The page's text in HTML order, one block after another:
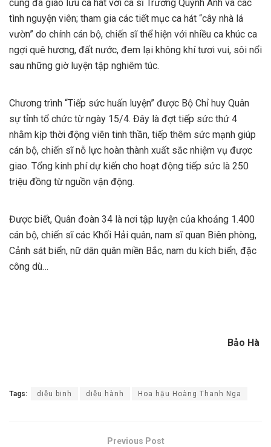
cũng đã giao lưu ca hát với ca sĩ Trương Quỳnh Anh và các
tình nguyện viên; tham gia các tiết mục ca hát “cây nhà lá
vườn” do chính cán bộ, chiến sĩ thể hiện với nhiều ca khúc ca
ngợi quê hương, đất nước, đem lại không khí tươi vui, sôi nổi
sau những giờ luyện tập nghiêm túc.
Chương trình “Tiếp sức huấn luyện” được Bộ Chỉ huy Quân
sự tỉnh tổ chức từ ngày 15/4. Đây là đợt tiếp sức thứ 4
nhằm kịp thời động viên tinh thần, tiếp thêm sức mạnh giúp
cán bộ, chiến sĩ nỗ lực hoàn thành xuất sắc nhiệm vụ được
giao. Tổng kinh phí dự kiến cho hoạt động tiếp sức là 250
triệu đồng từ nguồn vận động.
Được biết, Quân đoàn 34 là nơi tập luyện của khoảng 1.400
cán bộ, chiến sĩ các Khối Hải quân, nam sĩ quan Biên phòng,
Cảnh sát biển, nữ dân quân miền Bắc, nam du kích biển, đặc
công dù…
Bảo Hà
Tags: diễu binh diễu hành Hoa hậu Hoàng Thanh Nga
Previous Post